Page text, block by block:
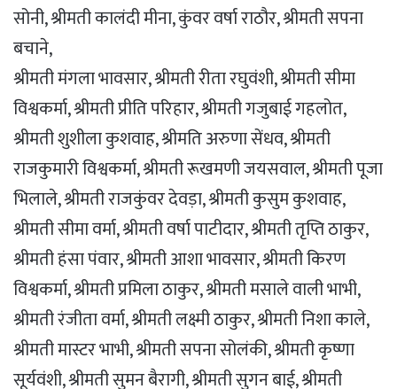
सोनी, श्रीमती कालंदी मीना, कुंवर वर्षा राठौर, श्रीमती सपना
बचाने,
श्रीमती मंगला भावसार, श्रीमती रीता रघुवंशी, श्रीमती सीमा
विश्वकर्मा, श्रीमती प्रीति परिहार, श्रीमती गजुबाई गहलोत,
श्रीमती शुशीला कुशवाह, श्रीमति अरुणा सेंधव, श्रीमती
राजकुमारी विश्वकर्मा, श्रीमती रूखमणी जयसवाल, श्रीमती पूजा
भिलाले, श्रीमती राजकुंवर देवड़ा, श्रीमती कुसुम कुशवाह,
श्रीमती सीमा वर्मा, श्रीमती वर्षा पाटीदार, श्रीमती तृप्ति ठाकुर,
श्रीमती हंसा पंवार, श्रीमती आशा भावसार, श्रीमती किरण
विश्वकर्मा, श्रीमती प्रमिला ठाकुर, श्रीमती मसाले वाली भाभी,
श्रीमती रंजीता वर्मा, श्रीमती लक्ष्मी ठाकुर, श्रीमती निशा काले,
श्रीमती मास्टर भाभी, श्रीमती सपना सोलंकी, श्रीमती कृष्णा
सूर्यवंशी, श्रीमती सुमन बैरागी, श्रीमती सुगन बाई, श्रीमती